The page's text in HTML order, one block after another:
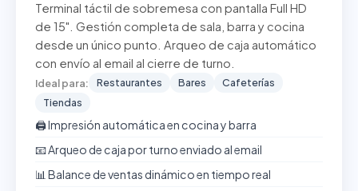
Terminal táctil de sobremesa con pantalla Full HD
de 15". Gestión completa de sala, barra y cocina
desde un único punto. Arqueo de caja automático
con envío al email al cierre de turno.
Ideal para: Restaurantes Bares
Cafeterías
Tiendas
🖨️ Impresión automática en cocina y barra
📧 Arqueo de caja por turno enviado al email
📊 Balance de ventas dinámico en tiempo real